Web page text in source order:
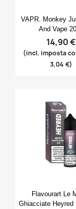

VAPR. Monkey
And Vape
14,90 €
(incl. imposta
3,04 €)

Flavourart Le
Ghiacciate Heyred